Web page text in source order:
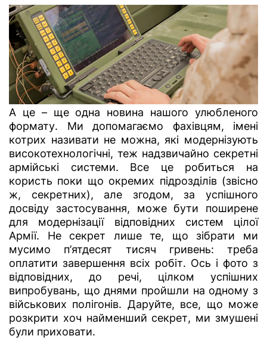
А це – ще одна новина нашого улюбленого
формату. Ми допомагаємо фахівцям, імені
котрих називати не можна, які модернізують
високотехнологічні, теж надзвичайно секретні
армійські системи. Все це робиться на
користь поки що окремих підрозділів (звісно
ж, секретних), але згодом, за успішного
досвіду застосування, може бути поширене
для модернізації відповідних систем цілої
Армії. Не секрет лише те, що зібрати ми
мусимо п’ятдесят тисяч гривень: треба
оплатити завершення всіх робіт. Ось і фото з
відповідних, до речі, цілком успішних
випробувань, що днями пройшли на одному з
військових полігонів. Даруйте, все, що може
розкрити хоч найменший секрет, ми змушені
були приховати.